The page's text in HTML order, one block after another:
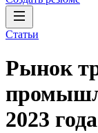
Статьи
Рынок
2023 года